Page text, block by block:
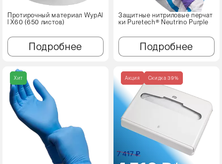
Протирочный материал WypAl
l X60 (650 листов)
Подробнее
Защитные нитриловые перчат
ки Puretech® Neutrino Purple
Подробнее
Хит Акция Cкидка 39%